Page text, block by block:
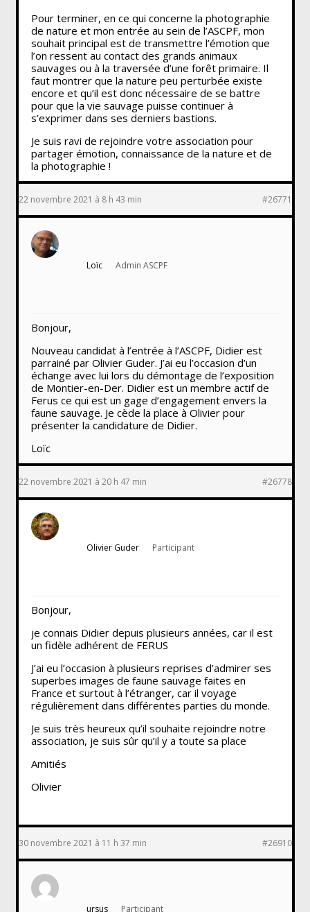
Pour terminer, en ce qui concerne la photographie
de nature et mon entrée au sein de l’ASCPF, mon
souhait principal est de transmettre l’émotion que
l’on ressent au contact des grands animaux
sauvages ou à la traversée d’une forêt primaire. Il
faut montrer que la nature peu perturbée existe
encore et qu’il est donc nécessaire de se battre
pour que la vie sauvage puisse continuer à
s’exprimer dans ses derniers bastions.
Je suis ravi de rejoindre votre association pour
partager émotion, connaissance de la nature et de
la photographie !
22 novembre 2021 à 8 h 43 min #26771
Loïc Admin ASCPF
Bonjour,
Nouveau candidat à l’entrée à l’ASCPF, Didier est
parrainé par Olivier Guder. J’ai eu l’occasion d’un
échange avec lui lors du démontage de l’exposition
de Montier-en-Der. Didier est un membre actif de
Ferus ce qui est un gage d’engagement envers la
faune sauvage. Je cède la place à Olivier pour
présenter la candidature de Didier.
Loïc
22 novembre 2021 à 20 h 47 min #26778
Olivier Guder Participant
Bonjour,
je connais Didier depuis plusieurs années, car il est
un fidèle adhérent de FERUS
J’ai eu l’occasion à plusieurs reprises d’admirer ses
superbes images de faune sauvage faites en
France et surtout à l’étranger, car il voyage
régulièrement dans différentes parties du monde.
Je suis très heureux qu’il souhaite rejoindre notre
association, je suis sûr qu’il y a toute sa place
Amitiés
Olivier
30 novembre 2021 à 11 h 37 min #26910
ursus Participant